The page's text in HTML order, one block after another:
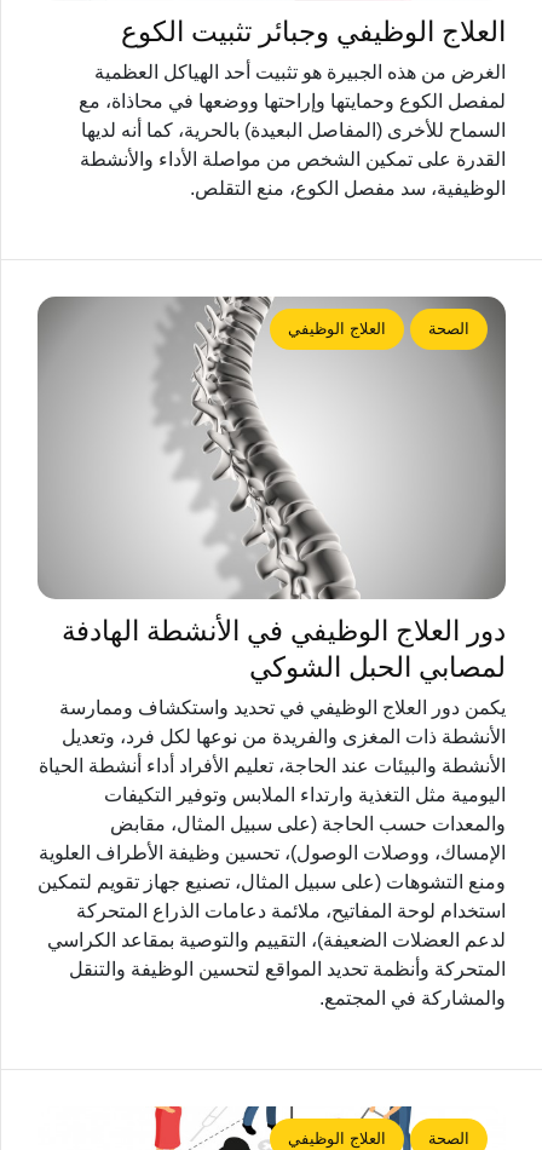
العلاج الوظيفي وجبائر تثبيت الكوع
الغرض من هذه الجبيرة هو تثبيت أحد الهياكل العظمية
لمفصل الكوع وحمايتها وإراحتها ووضعها في محاذاة، مع
السماح للأخرى (المفاصل البعيدة) بالحرية، كما أنه لديها
القدرة على تمكين الشخص من مواصلة الأداء والأنشطة
الوظيفية، سد مفصل الكوع، منع التقلص.
الصحة العلاج الوظيفي
دور العلاج الوظيفي في الأنشطة الهادفة
لمصابي الحبل الشوكي
يكمن دور العلاج الوظيفي في تحديد واستكشاف وممارسة
الأنشطة ذات المغزى والفريدة من نوعها لكل فرد، وتعديل
الأنشطة والبيئات عند الحاجة، تعليم الأفراد أداء أنشطة الحياة
اليومية مثل التغذية وارتداء الملابس وتوفير التكيفات
والمعدات حسب الحاجة (على سبيل المثال، مقابض
الإمساك، ووصلات الوصول)، تحسين وظيفة الأطراف العلوية
ومنع التشوهات (على سبيل المثال، تصنيع جهاز تقويم لتمكين
استخدام لوحة المفاتيح، ملائمة دعامات الذراع المتحركة
لدعم العضلات الضعيفة)، التقييم والتوصية بمقاعد الكراسي
المتحركة وأنظمة تحديد المواقع لتحسين الوظيفة والتنقل
والمشاركة في المجتمع.
الصحة العلاج الوظيفي